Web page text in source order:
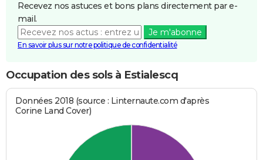
Recevez nos astuces et bons plans directement par e-
mail.
Je m'abonne
En savoir plus sur notre politique de confidentialité
Occupation des sols à Estialescq
Données 2018 (source : Linternaute.com d'après
Corine Land Cover)